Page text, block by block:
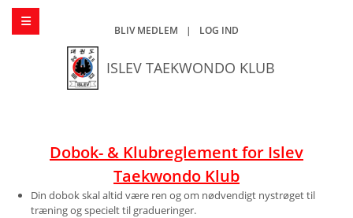
BLIV MEDLEM | LOG IND
ISLEV TAEKWONDO KLUB
Dobok- & Klubreglement for Islev
Taekwondo Klub
Din dobok skal altid være ren og om nødvendigt nystrøget til
træning og specielt til gradueringer.